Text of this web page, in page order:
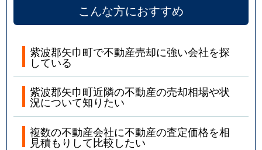
こんな方におすすめ
紫波郡矢巾町で不動産売却に強い会社を探
している
紫波郡矢巾町近隣の不動産の売却相場や状
況について知りたい
複数の不動産会社に不動産の査定価格を相
見積もりして比較したい